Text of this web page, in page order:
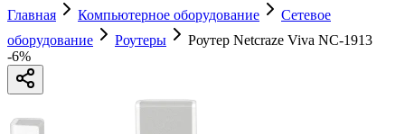
Главная Компьютерное оборудование
Сетевое
оборудование
Роутеры
Роутер Netcraze Viva NC-1913
-6%